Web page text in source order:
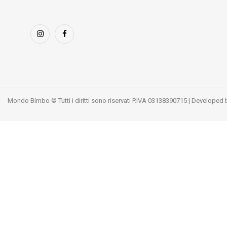
Mondo Bimbo © Tutti i diritti sono riservati P.IVA 03138390715 | Developed